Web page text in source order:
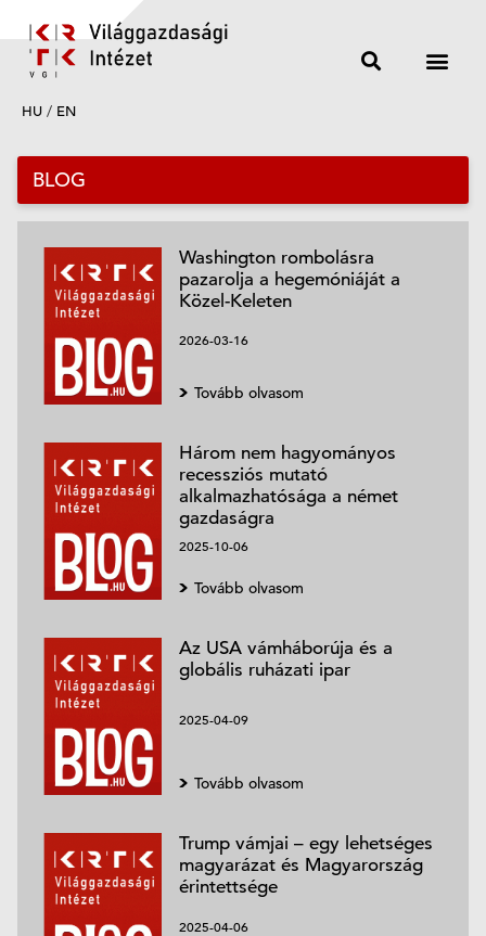
HU / EN
BLOG
Washington rombolásra
pazarolja a hegemóniáját a
Közel-Keleten
2026-03-16
Tovább olvasom
Három nem hagyományos
recessziós mutató
alkalmazhatósága a német
gazdaságra
2025-10-06
Tovább olvasom
Az USA vámháborúja és a
globális ruházati ipar
2025-04-09
Tovább olvasom
Trump vámjai – egy lehetséges
magyarázat és Magyarország
érintettsége
2025-04-06